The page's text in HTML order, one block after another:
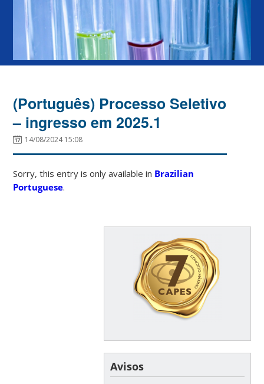
(Português) Processo Seletivo
– ingresso em 2025.1
14/08/2024 15:08
Sorry, this entry is only available in Brazilian
Portuguese.
Avisos